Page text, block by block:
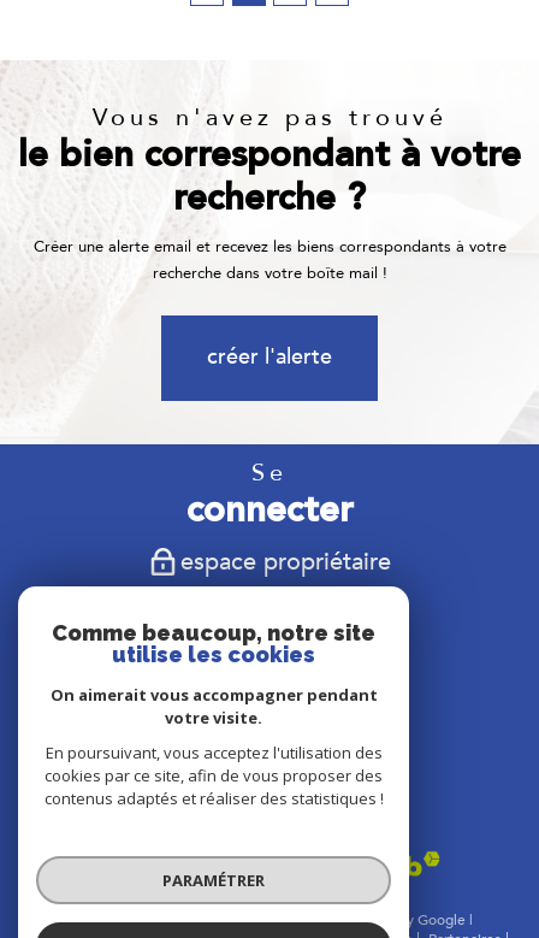
Vous n'avez pas trouvé
le bien correspondant à votre
recherche ?
Créer une alerte email et recevez les biens correspondants à votre
recherche dans votre boîte mail !
créer l'alerte
Se
connecter
espace propriétaire
Nous
suivre
Nous
adhérons
© 2026 | Tous droits réservés | Traduction powered by Google |
Comme beaucoup, notre site
utilise les cookies
On aimerait vous accompagner pendant
votre visite.
En poursuivant, vous acceptez l'utilisation des
cookies par ce site, afin de vous proposer des
contenus adaptés et réaliser des statistiques !
PARAMÉTRER